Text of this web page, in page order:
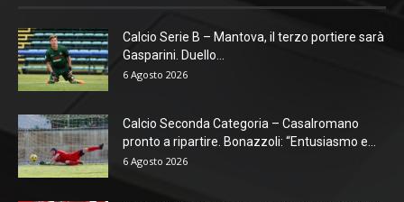
Calcio Serie B – Mantova, il terzo portiere sarà
Gasparini. Duello...
6 Agosto 2026
Calcio Seconda Categoria – Casalromano
pronto a ripartire. Bonazzoli: “Entusiasmo e...
6 Agosto 2026